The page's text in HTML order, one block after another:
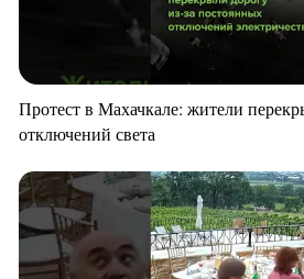
Протест в Махачкале: жители
отключений света